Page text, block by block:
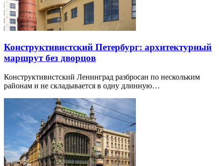
Конструктивистский Петербург: архитектурный
маршрут без дворцов
Конструктивистский Ленинград разбросан по нескольким
районам и не складывается в одну длинную…